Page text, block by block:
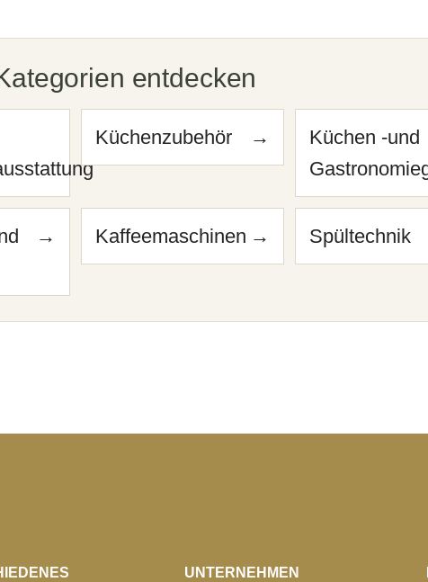
entdecken
→
Küchenzubehör →
Küchen -und
→ Kaffeemaschinen → Spültechnik
UNTERNEHMEN